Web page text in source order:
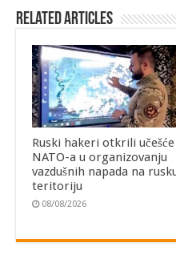
Related Articles
Ruski hakeri otkrili učešće
NATO-a u organizovanju
vazdušnih napada na
teritoriju
08/08/2026